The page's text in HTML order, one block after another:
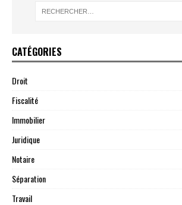
CATÉGORIES
Droit
Fiscalité
Immobilier
Juridique
Notaire
Séparation
Travail